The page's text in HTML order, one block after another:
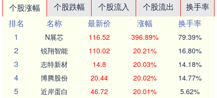
个股涨幅 个股跌幅 个股流入 个股流出
换手率
排名
名称 最新价 涨幅
换手率
1
N展芯 116.52 396.89% 79.39%
2 锐翔智能 110.02 20.21% 16.80%
3 志特新材 14.8 20.03% 14.18%
4 博腾股份 20.44 20.02% 14.77%
5 近岸蛋白 46.72 20.01% 5.62%